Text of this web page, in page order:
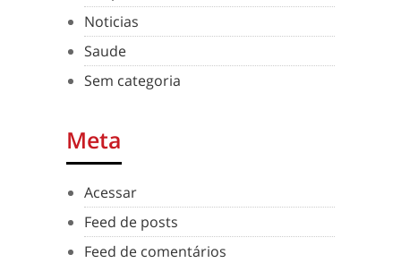
Noticias
Saude
Sem categoria
Meta
Acessar
Feed de posts
Feed de comentários